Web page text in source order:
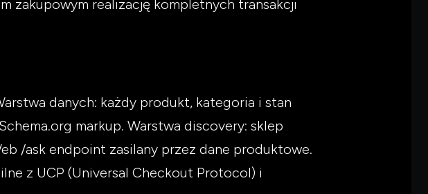
zakupowym realizację kompletnych transakcji
danych: każdy produkt, kategoria i stan
markup. Warstwa discovery: sklep
/ask endpoint zasilany przez dane produktowe.
z UCP (Universal Checkout Protocol) i